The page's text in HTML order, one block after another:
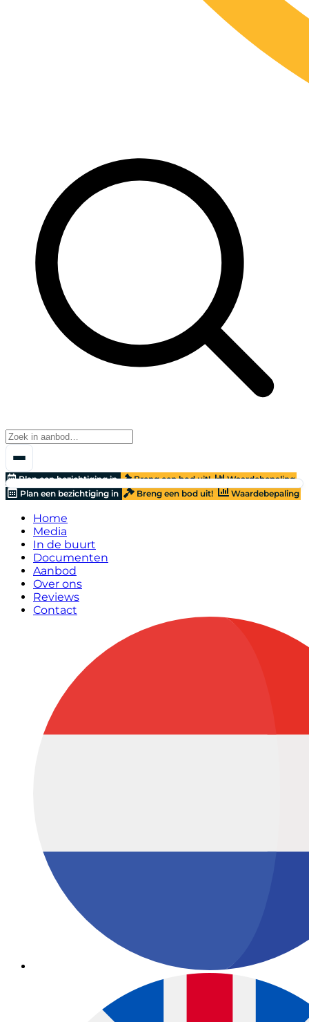
Plan een bezichtiging in Breng een bod uit!
Waardebepaling
Plan een bezichtiging in
Breng een bod uit! Waardebepaling
Home
Media
In de buurt
Documenten
Aanbod
Over ons
Reviews
Contact